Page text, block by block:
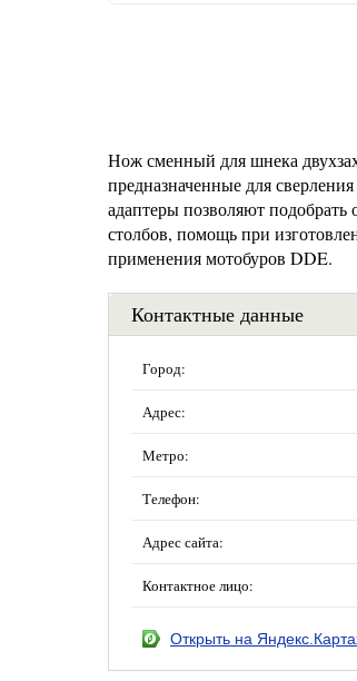
Нож сменный для шнека
предназначенные для
адаптеры позволяют подобрать
столбов, помощь при
применения мотобуров DDE.
Контактные данные
Город:
Адрес:
Метро:
Телефон:
Адрес сайта:
Контактное лицо:
Открыть на